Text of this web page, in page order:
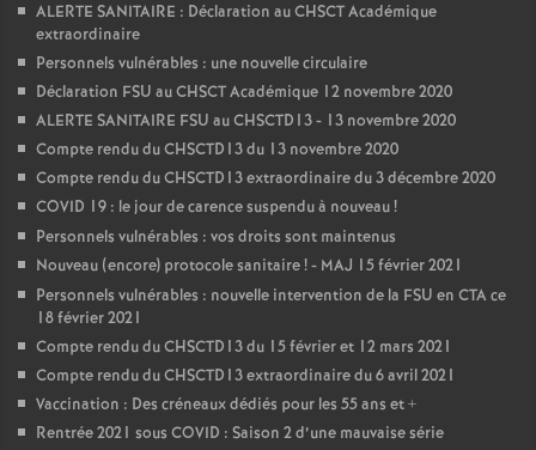
ALERTE SANITAIRE : Déclaration au CHSCT Académique
extraordinaire
Personnels vulnérables : une nouvelle circulaire
Déclaration FSU au CHSCT Académique 12 novembre 2020
ALERTE SANITAIRE FSU au CHSCTD13 - 13 novembre 2020
Compte rendu du CHSCTD13 du 13 novembre 2020
Compte rendu du CHSCTD13 extraordinaire du 3 décembre 2020
COVID 19 : le jour de carence suspendu à nouveau!
Personnels vulnérables : vos droits sont maintenus
Nouveau (encore) protocole sanitaire! - MAJ 15 février 2021
Personnels vulnérables : nouvelle intervention de la FSU en CTA ce
18 février 2021
Compte rendu du CHSCTD13 du 15 février et 12 mars 2021
Compte rendu du CHSCTD13 extraordinaire du 6 avril 2021
Vaccination : Des créneaux dédiés pour les 55 ans et +
Rentrée 2021 sous COVID : Saison 2 d’une mauvaise série